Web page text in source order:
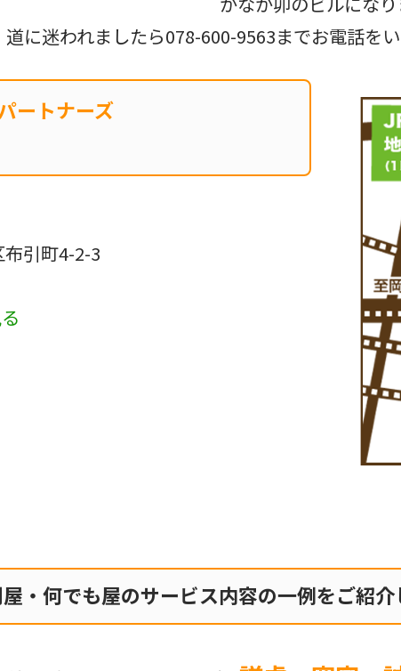
道に迷われましたら078-600-9563までお電話を
ートナーズ
引町4-2-3
屋・何でも屋のサービス内容の一例をご紹